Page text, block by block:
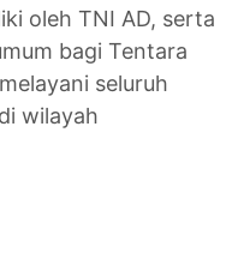
oleh TNI AD, serta
bagi Tentara
seluruh
wilayah